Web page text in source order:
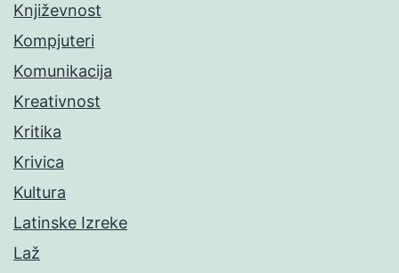
Književnost
Kompjuteri
Komunikacija
Kreativnost
Kritika
Krivica
Kultura
Latinske Izreke
Laž